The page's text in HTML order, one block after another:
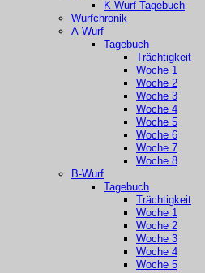
K-Wurf Tagebuch
Wurfchronik
A-Wurf
Tagebuch
Trächtigkeit
Woche 1
Woche 2
Woche 3
Woche 4
Woche 5
Woche 6
Woche 7
Woche 8
B-Wurf
Tagebuch
Trächtigkeit
Woche 1
Woche 2
Woche 3
Woche 4
Woche 5